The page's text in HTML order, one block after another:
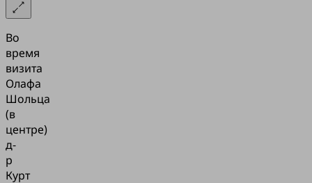
Во
время
визита
Олафа
Шольца
(в
центре)
д-
р
Курт